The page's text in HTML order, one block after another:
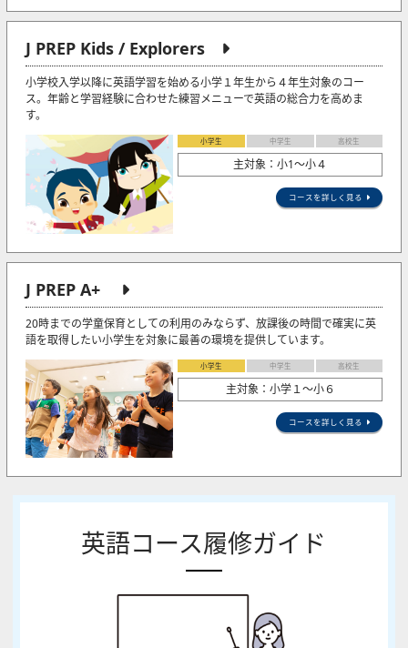
J PREP Kids / Explorers
小学校入学以降に英語学習を始める小学１年生から４年生対象のコー
ス。年齢と学習経験に合わせた練習メニューで英語の総合力を高めま
す。
小学生 中学生 高校生
主対象：小1〜小４
コースを詳しく見る
J PREP A+
20時までの学童保育としての利用のみならず、放課後の時間で確実に英
語を取得したい小学生を対象に最善の環境を提供しています。
小学生 中学生 高校生
主対象：小学１～小６
コースを詳しく見る
英語コース履修ガイド